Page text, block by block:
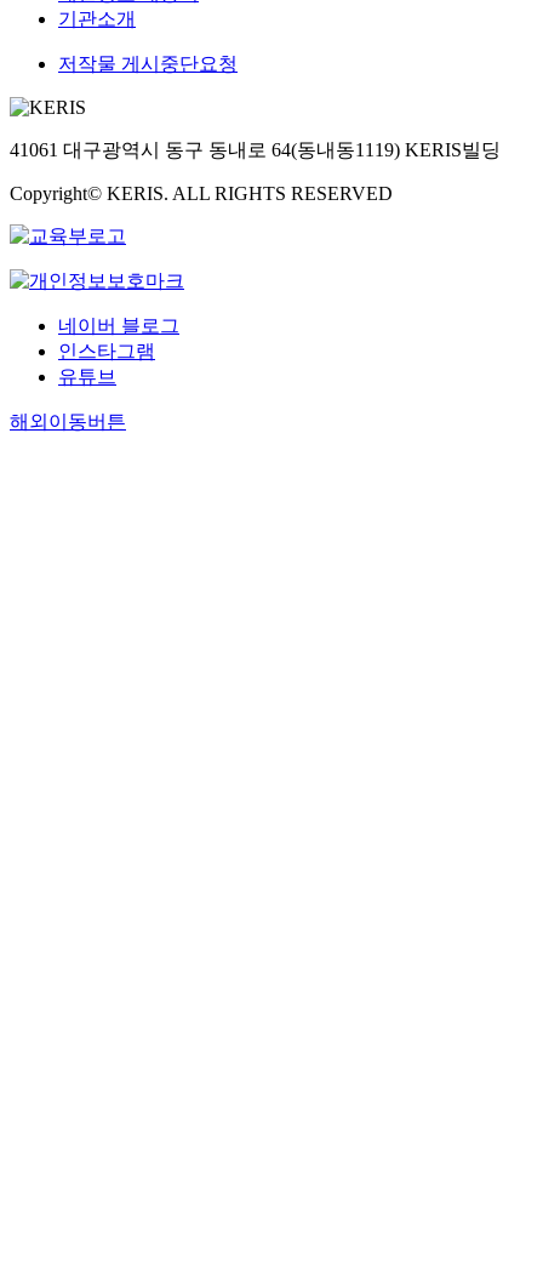
기관소개
저작물 게시중단요청
41061 대구광역시 동구 동내로 64(동내동1119) KERIS빌딩
Copyright© KERIS. ALL RIGHTS RESERVED
네이버 블로그
인스타그램
유튜브
해외이동버튼